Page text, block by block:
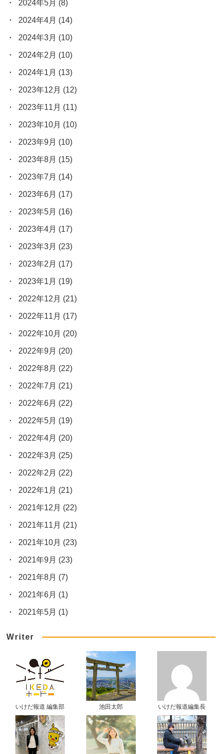
2024年5月 (8)
2024年4月 (14)
2024年3月 (10)
2024年2月 (10)
2024年1月 (13)
2023年12月 (12)
2023年11月 (11)
2023年10月 (10)
2023年9月 (10)
2023年8月 (15)
2023年7月 (14)
2023年6月 (17)
2023年5月 (16)
2023年4月 (17)
2023年3月 (23)
2023年2月 (17)
2023年1月 (19)
2022年12月 (21)
2022年11月 (17)
2022年10月 (20)
2022年9月 (20)
2022年8月 (22)
2022年7月 (21)
2022年6月 (22)
2022年5月 (19)
2022年4月 (20)
2022年3月 (25)
2022年2月 (22)
2022年1月 (21)
2021年12月 (22)
2021年11月 (21)
2021年10月 (23)
2021年9月 (23)
2021年8月 (7)
2021年6月 (1)
2021年5月 (1)
Writer
いけだ報道 編集部 池田太郎 いけだ報道編集長